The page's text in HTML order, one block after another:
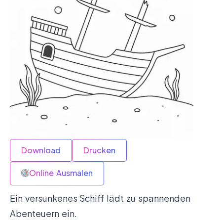
Download Drucken
Online Ausmalen
Ein versunkenes Schiff lädt zu spannenden
Abenteuern ein.